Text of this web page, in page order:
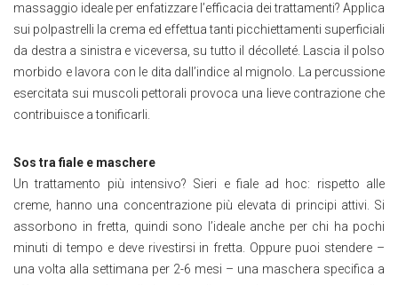
massaggio ideale per enfatizzare l’efficacia dei trattamenti? Applica
sui polpastrelli la crema ed effettua tanti picchiettamenti superficiali
da destra a sinistra e viceversa, su tutto il décolleté. Lascia il polso
morbido e lavora con le dita dall’indice al mignolo. La percussione
esercitata sui muscoli pettorali provoca una lieve contrazione che
contribuisce a tonificarli.
Sos tra fiale e maschere
Un trattamento più intensivo? Sieri e fiale ad hoc: rispetto alle
creme, hanno una concentrazione più elevata di principi attivi. Si
assorbono in fretta, quindi sono l’ideale anche per chi ha pochi
minuti di tempo e deve rivestirsi in fretta. Oppure puoi stendere –
una volta alla settimana per 2-6 mesi – una maschera specifica a